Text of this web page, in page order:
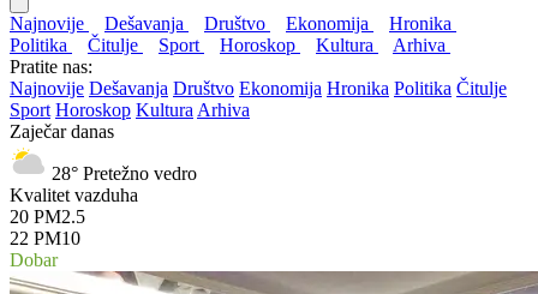
Najnovije Dešavanja Društvo Ekonomija
Hronika
Politika
Čitulje Sport Horoskop Kultura
Arhiva
Pratite nas:
Najnovije Dešavanja Društvo Ekonomija Hronika Politika Čitulje
Sport Horoskop Kultura Arhiva
Zaječar danas
28° Pretežno vedro
Kvalitet vazduha
20 PM2.5
22 PM10
Dobar